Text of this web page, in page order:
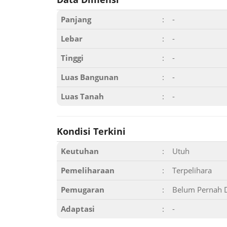
Panjang :
-
Lebar
:
-
Tinggi
:
-
Luas Bangunan
:
-
Luas Tanah
: -
Kondisi Terkini
Keutuhan :
Utuh
Pemeliharaan
:
Terpelihara
Pemugaran
:
Belum Pernah
Adaptasi
: -